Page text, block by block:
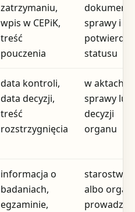
zatrzymaniu,
wpis w CEPiK,
treść
pouczenia
sprawy i po
statusu
data kontroli,
data decyzji,
treść
rozstrzygnięcia
w aktach
sprawy lub
decyzji
organu
informacja o
badaniach,
egzaminie,
starostwo
albo organ